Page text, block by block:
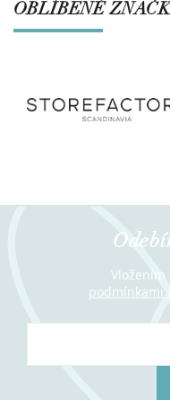
OBLÍBENÉ
podmínkami